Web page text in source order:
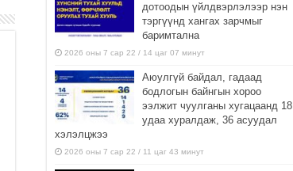
дотоодын үйлдвэрлэлээр нэн
тэргүүнд хангах зарчмыг
баримтална
2026 оны 7 сар 22 / 14 цаг 07 минут
Аюулгүй байдал, гадаад
бодлогын байнгын хороо
ээлжит чуулганы хугацаанд 18
удаа хуралдаж, 36 асуудал
хэлэлцжээ
2026 оны 7 сар 22 / 11 цаг 43 минут